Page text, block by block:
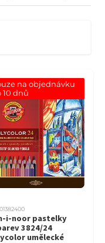
na objednávku
10 dnů
i-noor pastelky
3824/24
umělecké